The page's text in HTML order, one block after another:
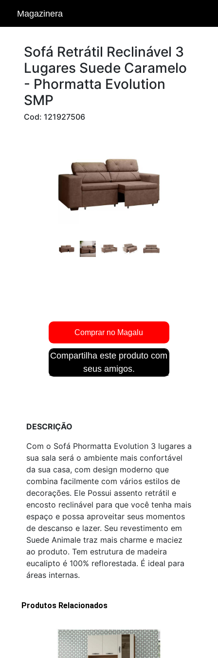
Magazinera
Sofá Retrátil Reclinável 3
Lugares Suede Caramelo
- Phormatta Evolution
SMP
Cod: 121927506
Compartilha este produto com
seus amigos.
DESCRIÇÃO
Com o Sofá Phormatta Evolution 3 lugares a
sua sala será o ambiente mais confortável
da sua casa, com design moderno que
combina facilmente com vários estilos de
decorações. Ele Possui assento retrátil e
encosto reclinável para que você tenha mais
espaço e possa aproveitar seus momentos
de descanso e lazer. Seu revestimento em
Suede Animale traz mais charme e maciez
ao produto. Tem estrutura de madeira
eucalipto é 100% reflorestada. É ideal para
áreas internas.
Produtos Relacionados